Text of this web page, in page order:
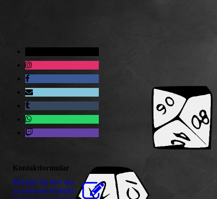
Kontaktformular
Klicken Sie hier um
zu unserem Kon­takt­